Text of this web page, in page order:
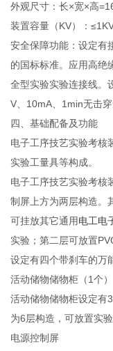
外观尺寸：长×宽×高
装置容量（KV）：
安全保障功能：设定有
的国标标准。应用高绝
全型实验实验连接线。
V、10mA、1min无击
四、基础配备及功能
电子工序技艺实验考核
实验工量具等构成。
电子工序技艺实验考核
制屏上方为两层构造。
可挂放其它通用电工电
实验；第二层可放置
设定有四个带刹车的万
活动储物储物柜（1个）
活动储物储物柜设定有
为6层构造，可放置实验
电源控制屏